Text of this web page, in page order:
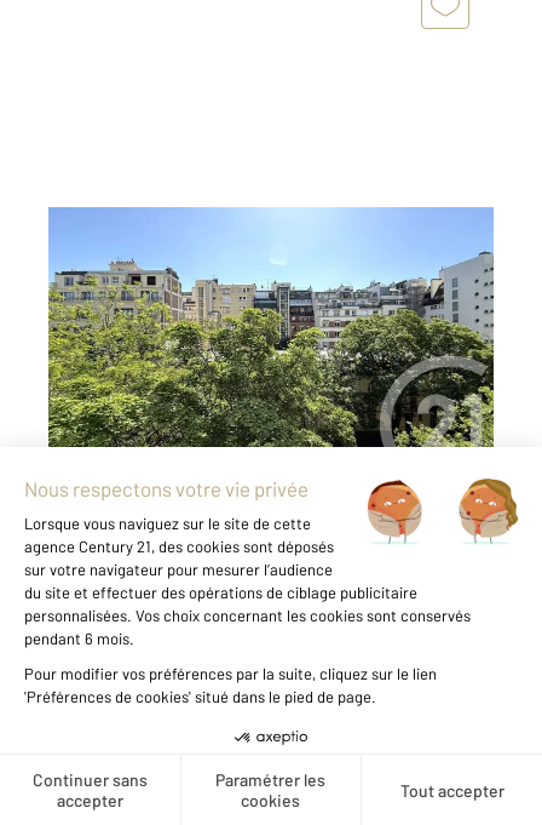
Créer une alerte
103,76 m
, 5 pièces
Ref : 10773
Appartement F5 à vendre
945 000 €
MIRABEAU. Votre agence Century 21 Via
immeuble de standing, moderne, avec gardien,
au 5ème étage ascenseur, un bel appartement
familial comprenant grand séjour, 3 chambres,
un bureau, une cuisine séparée, une salle de ...